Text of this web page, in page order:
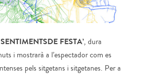
FESTA’, dura
i mostrarà a l’espectador com es
pels sitgetans i sitgetanes. Per a